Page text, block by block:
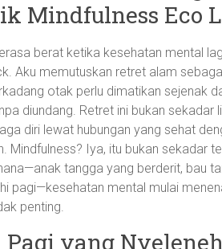
Mindfulness Eco
berat ketika kesehatan mental
Aku memutuskan retret alam
otak perlu dimatikan sejenak
diundang. Retret ini bukan
diri lewat hubungan yang sehat
Mindfulness? Iya, itu bukan sekadar
tangga yang berderit, bau
pagi—kesehatan mental mulai
penting.
yang Nyeleneh